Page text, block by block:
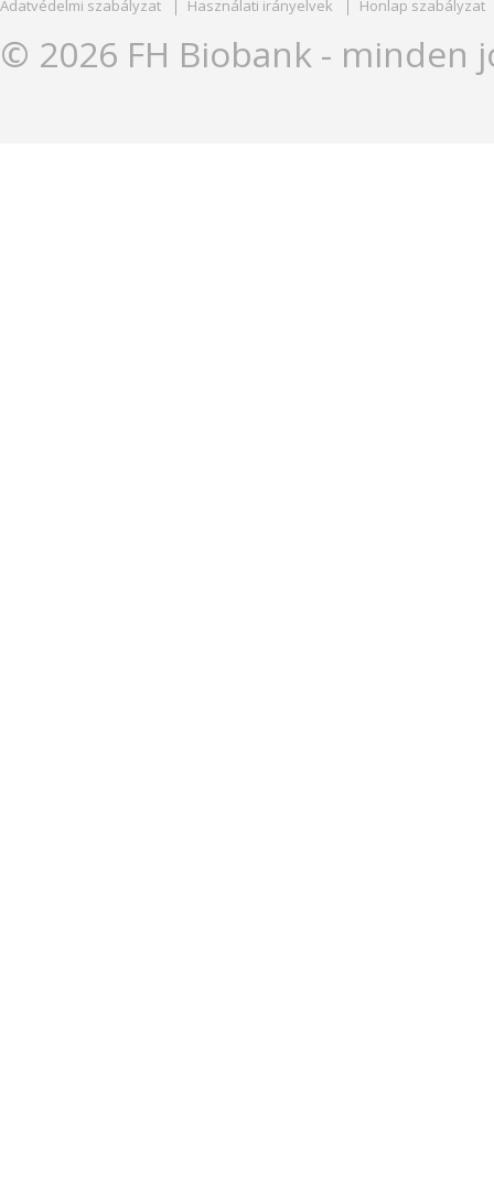
Adatvédelmi szabályzat Használati irányelvek Honlap szabályzat
© 2026 FH Biobank - minden